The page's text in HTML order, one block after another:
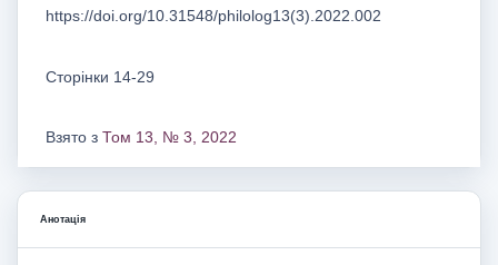
https://doi.org/10.31548/philolog13(3).2022.002
Сторінки 14-29
Взято з Том 13, № 3, 2022
Анотація